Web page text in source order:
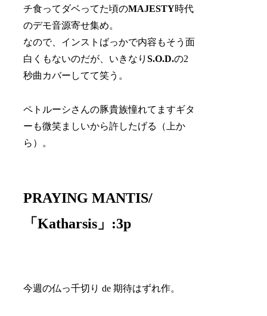
チ食ってダベってた頃のMAJESTY時代
のデモ音源寄せ集め。
なので、インストばっかで内容もそう面
白くもないのだが、いきなりS.O.D.の2
秒曲カバーしてて笑う。
ペトルーシさんの豚貴族憧れてますギタ
ーも微笑ましいから許したげる（上か
ら）。
PRAYING MANTIS/
「Katharsis」:3p
今週の仏っ千切り de 期待はずれ作。